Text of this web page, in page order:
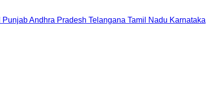
PunjabAndhra Pradesh Telangana Tamil Nadu Karnataka